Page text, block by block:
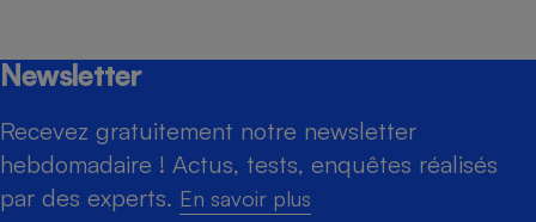
Newsletter
Recevez gratuitement notre newsletter
hebdomadaire ! Actus, tests, enquêtes réalisés
par des experts. En savoir plus